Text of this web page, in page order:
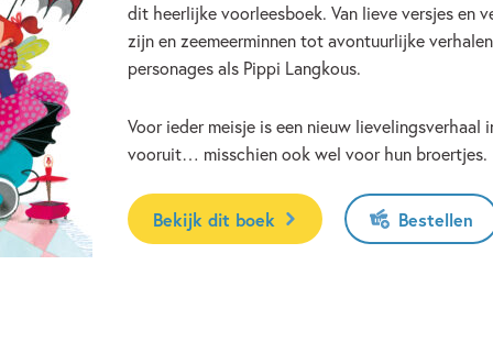
dit heerlijke voorleesboek. Van lieve versjes en
zijn en zeemeerminnen tot avontuurlijke
personages als Pippi Langkous.
Voor ieder meisje is een nieuw
vooruit… misschien ook wel voor hun broertjes.
Bekijk dit boek Bestellen